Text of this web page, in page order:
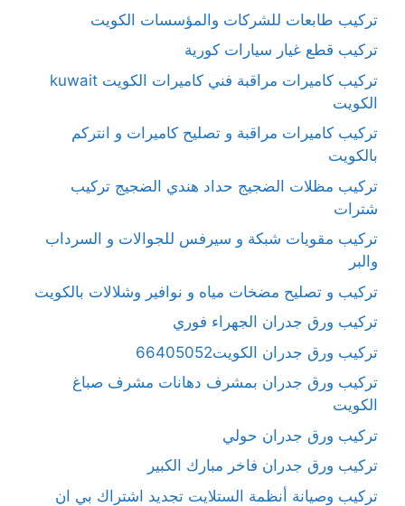
تركيب طابعات للشركات والمؤسسات الكويت
تركيب قطع غيار سيارات كورية
تركيب كاميرات مراقبة فني كاميرات الكويت kuwait
الكويت
تركيب كاميرات مراقبة و تصليح كاميرات و انتركم
بالكويت
تركيب مظلات الضجيج حداد هندي الضجيج تركيب
شترات
تركيب مقويات شبكة و سيرفس للجوالات و السرداب
والبر
تركيب و تصليح مضخات مياه و نوافير وشلالات بالكويت
تركيب ورق جدران الجهراء فوري
تركيب ورق جدران الكويت66405052
تركيب ورق جدران بمشرف دهانات مشرف صباغ
الكويت
تركيب ورق جدران حولي
تركيب ورق جدران فاخر مبارك الكبير
تركيب وصيانة أنظمة الستلايت تجديد اشتراك بي ان